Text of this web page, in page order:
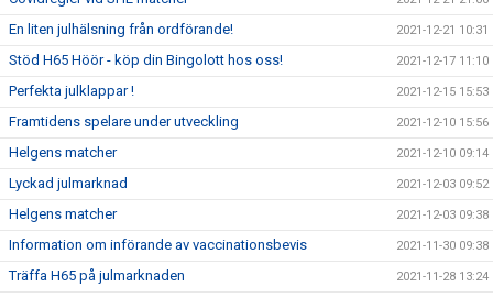
En liten julhälsning från ordförande! 2021-12-21 10:31
Stöd H65 Höör - köp din Bingolott hos oss! 2021-12-17 11:10
Perfekta julklappar ! 2021-12-15 15:53
Framtidens spelare under utveckling 2021-12-10 15:56
Helgens matcher 2021-12-10 09:14
Lyckad julmarknad 2021-12-03 09:52
Helgens matcher 2021-12-03 09:38
Information om införande av vaccinationsbevis 2021-11-30 09:38
Träffa H65 på julmarknaden 2021-11-28 13:24